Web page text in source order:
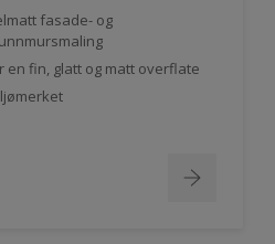
fasade- og
en fin, glatt og matt overflate